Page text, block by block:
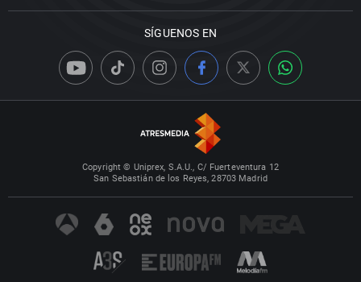
SÍGUENOS EN
Copyright © Uniprex, S.A.U., C/ Fuerteventura 12
San Sebastián de los Reyes, 28703 Madrid